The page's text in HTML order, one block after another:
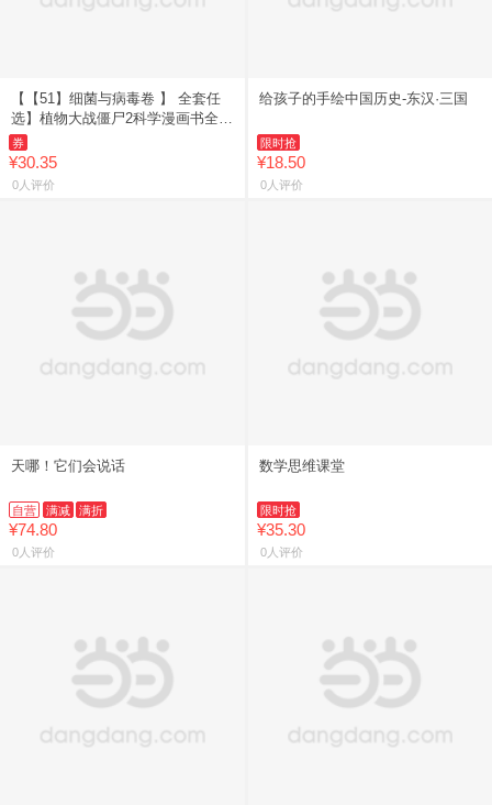
【【51】细菌与病毒卷 】 全套任
选】植物大战僵尸2科学漫画书全
69册 6-12岁小学生课外书漫画探案
卷机械卷毒物卷经济
券
¥30.35
0人评价
给孩子的手绘中国历史-东汉·三国
限时抢
¥18.50
0人评价
天哪！它们会说话
自营 满减 满折
¥74.80
0人评价
数学思维课堂
限时抢
¥35.30
0人评价